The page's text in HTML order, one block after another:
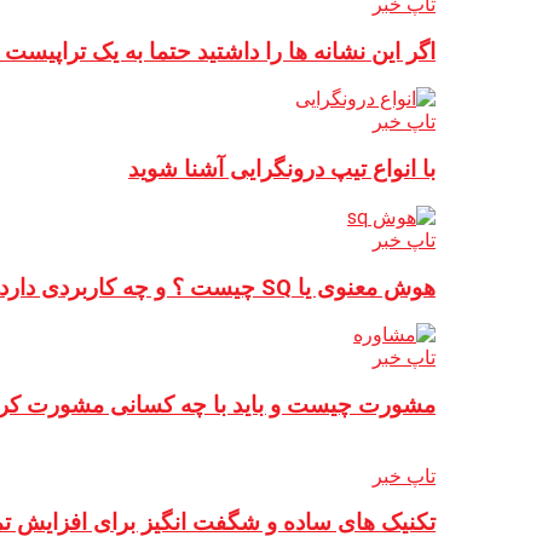
اگر این نشانه ها را داشتید حتما به یک
تاپ خبر
با انواع تیپ درونگرایی آشنا شوید
تاپ خبر
هوش معنوی یا SQ چیست ؟ و چه کاربردی دارد ؟
تاپ خبر
مشورت چیست و باید با چه کسانی مشورت
تاپ خبر
تکنیک های ساده و شگفت انگیز برای افزایش